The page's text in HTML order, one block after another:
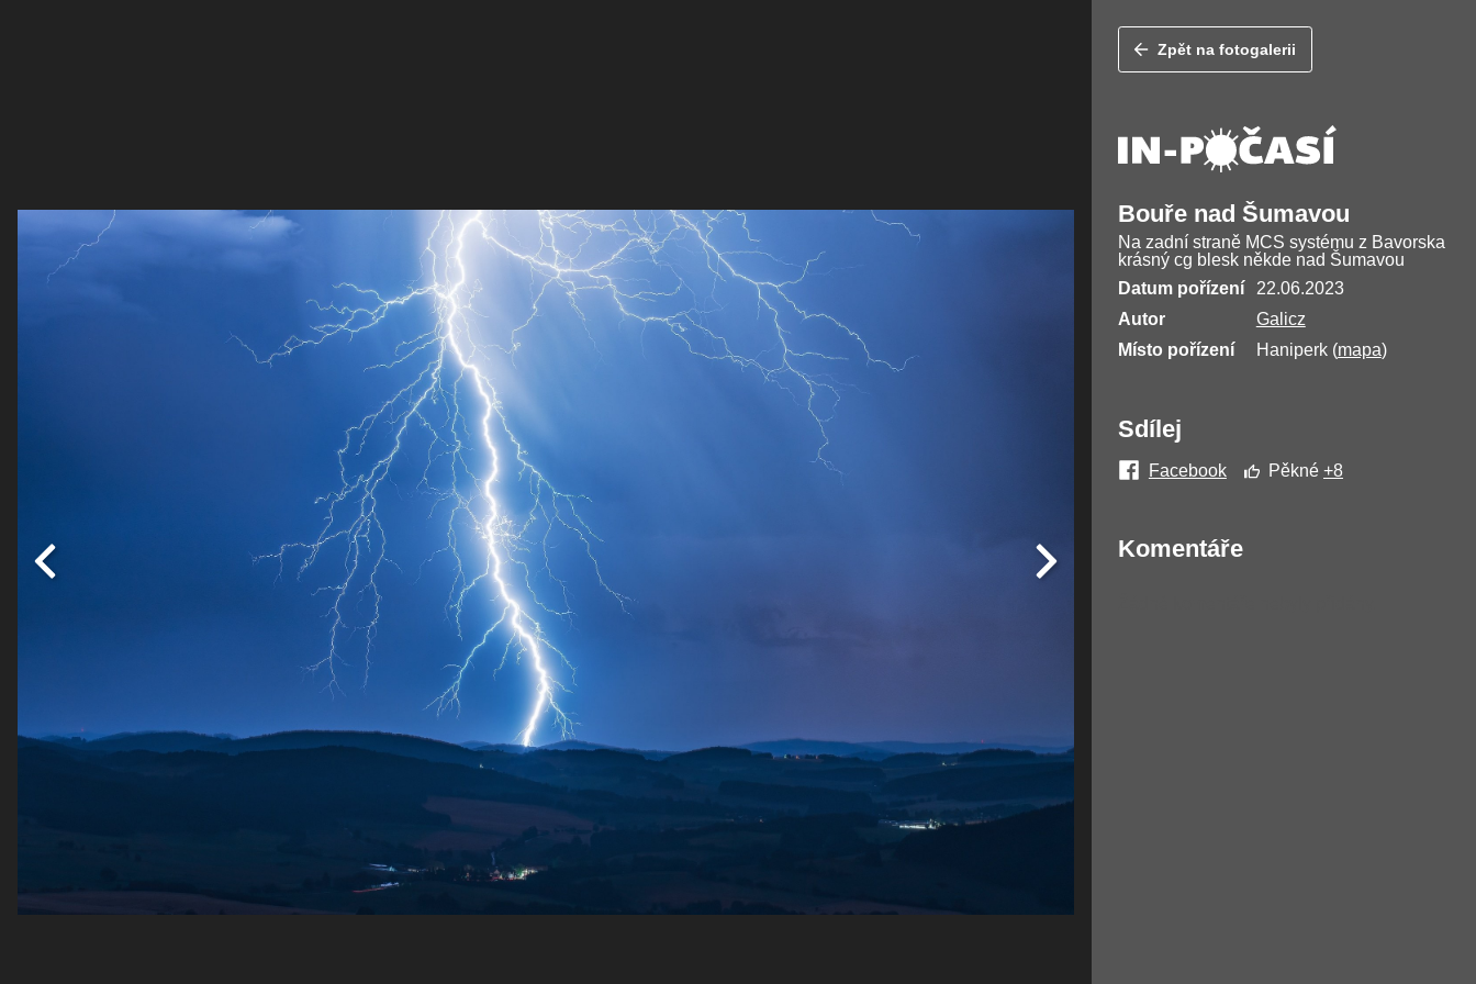
Zpět na fotogalerii
Bouře nad Šumavou
Na zadní straně MCS systému z Bavorska
krásný cg blesk někde nad Šumavou
Datum pořízení
22.06.2023
Autor
Galicz
Místo pořízení
Haniperk (mapa)
Sdílej
Facebook Pěkné +8
Komentáře